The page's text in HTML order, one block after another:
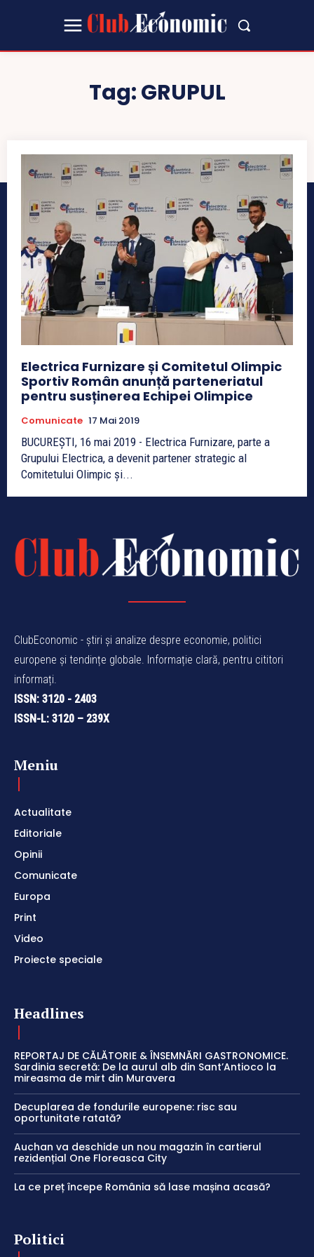
Tag:GRUPUL
Electrica Furnizare și Comitetul Olimpic
Sportiv Român anunță parteneriatul
pentru susținerea Echipei Olimpice
Comunicate 17 Mai 2019
BUCUREȘTI, 16 mai 2019 - Electrica Furnizare, parte a
Grupului Electrica, a devenit partener strategic al
Comitetului Olimpic și...
ClubEconomic - știri și analize despre economie, politici
europene și tendințe globale. Informație clară, pentru cititori
informați.
ISSN: 3120 - 2403
ISSN-L: 3120 – 239X
Meniu
Actualitate
Editoriale
Opinii
Comunicate
Europa
Print
Video
Proiecte speciale
Headlines
REPORTAJ DE CĂLĂTORIE & ÎNSEMNĂRI GASTRONOMICE.
Sardinia secretă: De la aurul alb din Sant’Antioco la
mireasma de mirt din Muravera
Decuplarea de fondurile europene: risc sau
oportunitate ratată?
Auchan va deschide un nou magazin în cartierul
rezidențial One Floreasca City
La ce preț începe România să lase mașina acasă?
Politici